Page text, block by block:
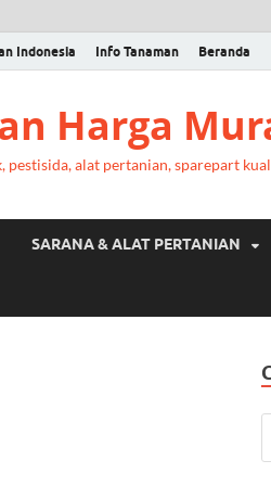
Indonesia Info Tanaman Beranda
Harga
alat pertanian, sparepart
SARANA & ALAT PERTANIAN